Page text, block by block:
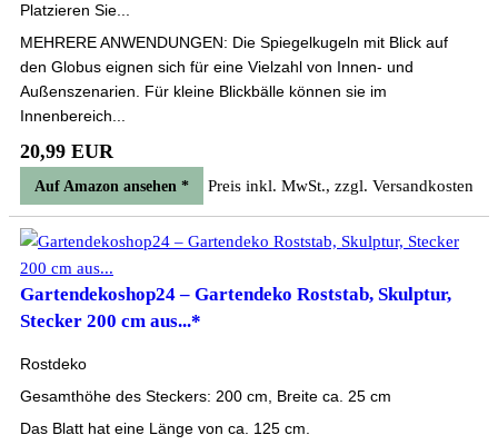
Platzieren Sie...
MEHRERE ANWENDUNGEN: Die Spiegelkugeln mit Blick auf
den Globus eignen sich für eine Vielzahl von Innen- und
Außenszenarien. Für kleine Blickbälle können sie im
Innenbereich...
20,99 EUR
Auf Amazon ansehen * Preis inkl. MwSt., zzgl. Versandkosten
Gartendekoshop24 – Gartendeko Roststab, Skulptur,
Stecker 200 cm aus...*
Rostdeko
Gesamthöhe des Steckers: 200 cm, Breite ca. 25 cm
Das Blatt hat eine Länge von ca. 125 cm.